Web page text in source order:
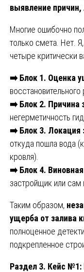
выявление
Многие ошибочно
только смета. Нет.
четыре критически
➡️Блок 1. Оценка
➡️Блок 2. Причина
негерметичность
➡️Блок 3. Локация
откуда пошла вода
кровля).
➡️Блок 4.
застройщик или сам
Таким образом,
ущерба от залива
полноценное
подкрепленное
Раздел 3. Кейс №1: